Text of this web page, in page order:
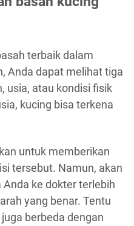
terbaik dalam
Anda dapat melihat tiga
usia, atau kondisi fisik
kucing bisa terkena
untuk memberikan
tersebut. Namun, akan
ke dokter terlebih
yang benar. Tentu
berbeda dengan